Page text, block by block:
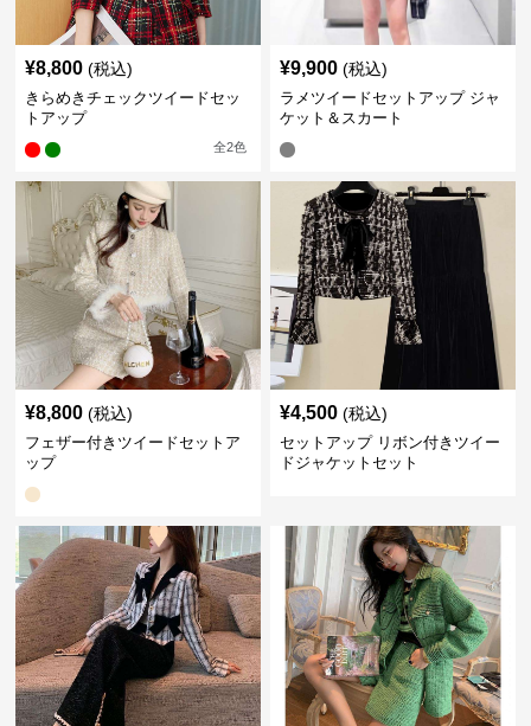
¥8,800 (税込)
きらめきチェックツイードセッ
トアップ
全2色
¥9,900 (税込)
ラメツイードセットアップ ジャ
ケット＆スカート
¥8,800 (税込)
フェザー付きツイードセットア
ップ
¥4,500 (税込)
セットアップ リボン付きツイー
ドジャケットセット